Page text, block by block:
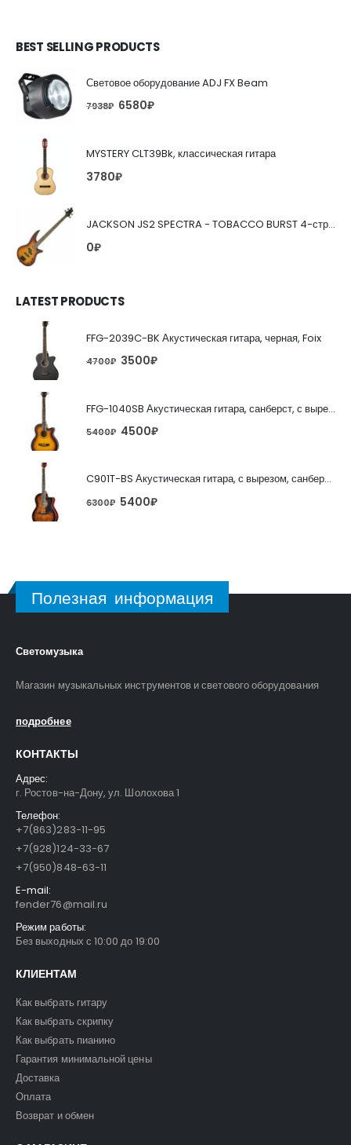
BEST SELLING PRODUCTS
Световое оборудование ADJ FX Beam
7938₽ 6580₽
MYSTERY CLT39Bk, классическая гитара
3780₽
JACKSON JS2 SPECTRA - TOBACCO BURST 4-струнная бас-гитара
0₽
LATEST PRODUCTS
FFG-2039C-BK Акустическая гитара, черная, Foix
4700₽ 3500₽
FFG-1040SB Акустическая гитара, санберст, с вырезом, Foix
5400₽ 4500₽
C901T-BS Акустическая гитара, с вырезом, санберст, Caraya
6300₽ 5400₽
Полезная информация
Светомузыка
Магазин музыкальных инструментов и светового оборудования
подробнее
КОНТАКТЫ
Адрес:
г. Ростов-на-Дону, ул. Шолохова 1
Телефон:
+7(863)283-11-95
+7(928)124-33-67
+7(950)848-63-11
E-mail:
fender76@mail.ru
Режим работы:
Без выходных с 10:00 до 19:00
КЛИЕНТАМ
Как выбрать гитару
Как выбрать скрипку
Как выбрать пианино
Гарантия минимальной цены
Доставка
Оплата
Возврат и обмен